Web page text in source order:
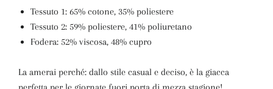
Tessuto 1: 65% cotone, 35% poliestere
Tessuto 2: 59% poliestere, 41% poliuretano
Fodera: 52% viscosa, 48% cupro
La amerai perché: dallo stile casual e deciso, è la giacca